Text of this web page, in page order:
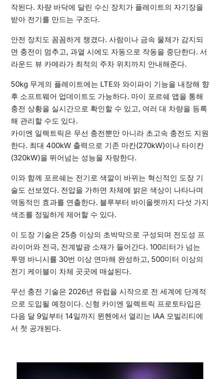
작된다. 차량 바닥에 달린 수신 장치가 플레이트의 자기장을
받아 전기를 만드는 구조다.
안전 장치도 꼼꼼하게 챙겼다. 사람이나 금속 물체가 감지되
면 충전이 멈추고, 과열 시에도 자동으로 작동을 중단한다. 서
라운드 뷰 카메라가 최적의 주차 위치까지 안내해준다.
50kg 무게의 플레이트에는 LTE와 와이파이 기능을 내장해 향
후 소프트웨어 업데이트도 가능하다. 마이 포르쉐 앱을 통해
충전 상황을 실시간으로 확인할 수 있고, 여러 대 차량을 등록
해 관리할 수도 있다.
카이엔 일렉트릭은 무선 충전뿐만 아니라 초고속 충전도 지원
한다. 최대 400kW 출력으로 기존 마칸(270kW)이나 타이칸
(320kW)을 뛰어넘는 성능을 자랑한다.
이와 함께 포르쉐는 전기로 색깔이 바뀌는 혁신적인 도장 기
술도 선보였다. 전압을 가하면 차체에 밝은 색상이 나타나며
역동적인 효과를 연출한다. 블루부터 바이올렛까지 다섯 가지
색조를 정밀하게 제어할 수 있다.
이 도장 기술은 25층 이상의 초박막으로 구성되며 전도성 프
라이머와 전극, 전계발광 소재가 들어간다. 100리터가 넘는
투명 바니시를 30번 이상 연마해 완성하고, 500미터 이상의
전기 케이블이 차체 곳곳에 매설된다.
무선 충전 기술은 2026년 유럽을 시작으로 전 세계에 단계적
으로 도입될 예정이다. 신형 카이엔 일렉트릭 프로토타입은
다음 달 9일부터 14일까지 뮌헨에서 열리는 IAA 모빌리티에
서 첫 공개된다.